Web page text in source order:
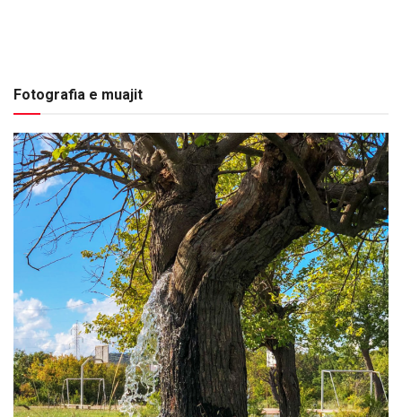
Fotografia e muajit